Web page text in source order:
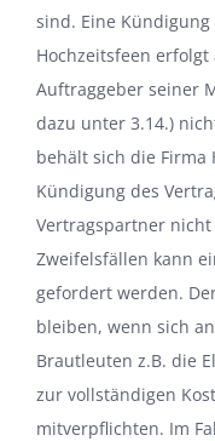
sind. Eine
Hochzeitsfeen
Auftraggeber seiner
dazu unter 3.14.)
behält sich die Firma
Kündigung des
Vertragspartner
Zweifelsfällen kann
gefordert werden.
bleiben, wenn sich
Brautleuten z.B. die
zur vollständigen
mitverpflichten. Im